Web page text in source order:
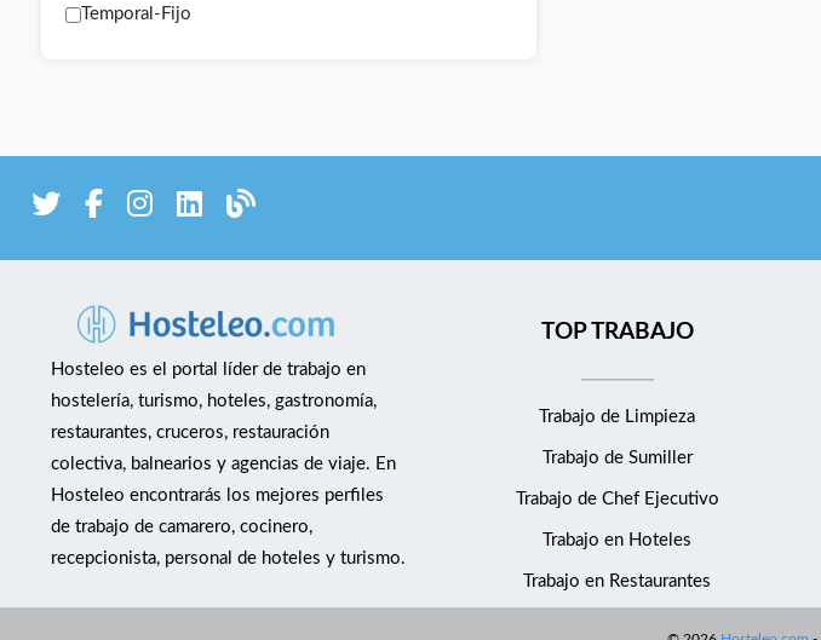
Temporal-Fijo
Hosteleo es el portal líder de trabajo en
hostelería, turismo, hoteles, gastronomía,
restaurantes, cruceros, restauración
colectiva, balnearios y agencias de viaje. En
Hosteleo encontrarás los mejores perfiles
de trabajo de camarero, cocinero,
recepcionista, personal de hoteles y turismo.
TOP TRABAJO
Trabajo de Limpieza
Trabajo de Sumiller
Trabajo de Chef Ejecutivo
Trabajo en Hoteles
Trabajo en Restaurantes